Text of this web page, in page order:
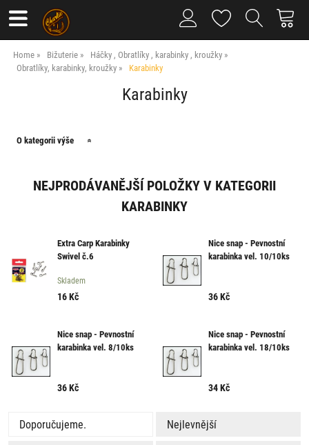
Home Bižuterie
Háčky , Obratlíky , karabinky , kroužky
Obratlíky, karabinky, kroužky
Karabinky
Karabinky
O kategorii výše
NEJPRODÁVANĚJŠÍ POLOŽKY V KATEGORII
KARABINKY
Extra Carp Karabinky
Swivel č.6
Skladem
16Kč
Nice snap - Pevnostní
karabinka vel. 10/10ks
36Kč
Nice snap - Pevnostní
karabinka vel. 8/10ks
36Kč
Nice snap - Pevnostní
karabinka vel. 18/10ks
34Kč
Doporučujeme.
Nejlevnější